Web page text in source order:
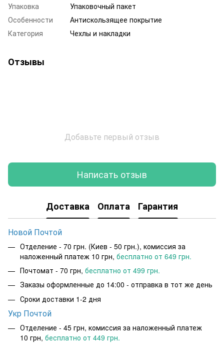
Упаковка
Упаковочный пакет
Особенности
Антискользящее покрытие
Категория
Чехлы и накладки
Отзывы
Добавьте первый отзыв
Написать отзыв
Доставка Оплата Гарантия
Новой Почтой
Отделение - 70 грн. (Киев - 50 грн.), комиссия за
наложенный платеж 10 грн, бесплатно от 649 грн.
Почтомат - 70 грн, бесплатно от 499 грн.
Заказы оформленные до 14:00 - отправка в тот же день
Сроки доставки 1-2 дня
Укр Почтой
Отделение - 45 грн, комиссия за наложенный платеж
10 грн, бесплатно от 449 грн.